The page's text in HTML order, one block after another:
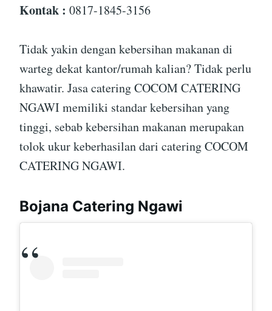
Kontak : 0817-1845-3156
Tidak yakin dengan kebersihan makanan di
warteg dekat kantor/rumah kalian? Tidak perlu
khawatir. Jasa catering COCOM CATERING
NGAWI memiliki standar kebersihan yang
tinggi, sebab kebersihan makanan merupakan
tolok ukur keberhasilan dari catering COCOM
CATERING NGAWI.
Bojana Catering Ngawi